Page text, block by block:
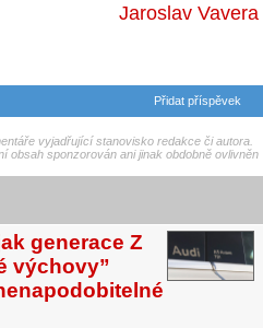
Jaroslav Vavera
Přidat příspěvek
vyjadřující stanovisko redakce či autora.
obsah sponzorován ani jinak obdobně ovlivněn
generace Z
výchovy”